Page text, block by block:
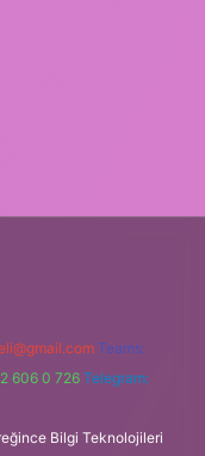
Teams:
606 0 726 Telegram:
Bilgi Teknolojileri